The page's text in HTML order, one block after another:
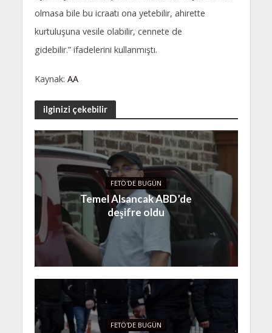
olmasa bile bu icraatı ona yetebilir, ahirette
kurtuluşuna vesile olabilir, cennete de
gidebilir.” ifadelerini kullanmıştı.
Kaynak: AA
ilginizi çekebilir
FETÖ'DE BUGÜN
Temel Alsancak ABD’de
deşifre oldu
FETÖ'DE BUGÜN